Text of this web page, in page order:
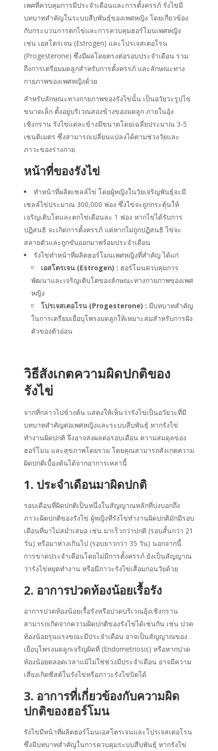
เพศที่ควบคุมการมีประจำเดือนและการตั้งครรภ์ รังไข่มี
บทบาทสำคัญในระบบสืบพันธุ์ของเพศหญิง โดยเกี่ยวข้อง
กับกระบวนการตกไข่และการควบคุมฮอร์โมนเพศหญิง
เช่น เอสโตรเจน (Estrogen) และโปรเจสเตอโรน
(Progesterone) ซึ่งมีผลโดยตรงต่อรอบประจำเดือน รวม
ถึงการเตรียมมดลูกสำหรับการตั้งครรภ์ และลักษณะทาง
กายภาพของเพศหญิงด้วย
สำหรับลักษณะทางกายภาพของรังไข่นั้น เป็นอวัยวะรูปไข่
ขนาดเล็ก ตั้งอยู่บริเวณสองข้างของมดลูก ภายในอุ้ง
เชิงกราน รังไข่แต่ละข้างมีขนาดโดยเฉลี่ยประมาณ 3-5
เซนติเมตร ซึ่งสามารถเปลี่ยนแปลงได้ตามช่วงวัยและ
ภาวะของร่างกาย
หน้าที่ของรังไข่
ทำหน้าที่ผลิตเซลล์ไข่ โดยผู้หญิงในวัยเจริญพันธุ์จะมี
เซลล์ไข่ประมาณ 300,000 ฟอง ซึ่งไข่จะถูกกระตุ้นให้
เจริญเติบโตและตกไข่เดือนละ 1 ฟอง หากไข่ได้รับการ
ปฏิสนธิ จะเกิดการตั้งครรภ์ แต่หากไม่ถูกปฏิสนธิ ไข่จะ
สลายตัวและถูกขับออกมาพร้อมประจำเดือน
รังไข่ทำหน้าที่ผลิตฮอร์โมนเพศหญิงที่สำคัญ ได้แก่
เอสโตรเจน (Estrogen) : ฮอร์โมนควบคุมการ
พัฒนาและเจริญเติบโตของลักษณะทางกายภาพของเพศ
หญิง
โปรเจสเตอโรน (Progesterone) : มีบทบาทสำคัญ
ในการเตรียมเยื่อบุโพรงมดลูกให้เหมาะสมสำหรับการฝัง
ตัวของตัวอ่อน
วิธีสังเกตความผิดปกติของ
รังไข่
จากที่กล่าวไปข้างต้น แสดงให้เห็นว่ารังไข่เป็นอวัยวะที่มี
บทบาทสำคัญต่อเพศหญิงและระบบสืบพันธุ์ หากรังไข่
ทำงานผิดปกติ จึงอาจส่งผลต่อรอบเดือน ความสมดุลของ
ฮอร์โมน และสุขภาพโดยรวม โดยคุณสามารถสังเกตความ
ผิดปกติเบื้องต้นได้จากอาการเหล่านี้
1. ประจำเดือนมาผิดปกติ
รอบเดือนที่ผิดปกติเป็นหนึ่งในสัญญาณหลักที่บ่งบอกถึง
ภาวะผิดปกติของรังไข่ ผู้หญิงที่รังไข่ทำงานผิดปกติมักมีรอบ
เดือนที่มาไม่สม่ำเสมอ เช่น มาเร็วกว่าปกติ (รอบสั้นกว่า 21
วัน) หรือมาห่างเกินไป (รอบยาวกว่า 35 วัน) นอกจากนี้
การขาดประจำเดือนโดยไม่มีการตั้งครรภ์ ยังเป็นสัญญาณ
ว่ารังไข่หยุดทำงาน หรือมีภาวะรังไข่เสื่อมก่อนวัยด้วย
2. อาการปวดท้องน้อยเรื้อรัง
อาการปวดท้องน้อยเรื้อรังหรือปวดบริเวณอุ้งเชิงกราน
สามารถเกิดจากความผิดปกติของรังไข่ได้เช่นกัน เช่น ปวด
ท้องน้อยรุนแรงขณะมีประจำเดือน อาจเป็นสัญญาณของ
เยื่อบุโพรงมดลูกเจริญผิดที่ (Endometriosis) หรือหากปวด
ท้องน้อยตลอดเวลาแม้ไม่ใช่ช่วงมีประจำเดือน อาจมีความ
เสี่ยงเกิดซีสต์ในรังไข่หรือภาวะรังไข่บิดได้
3. อาการที่เกี่ยวข้องกับความผิด
ปกติของฮอร์โมน
รังไข่มีหน้าที่ผลิตฮอร์โมนเอสโตรเจนและโปรเจสเตอโรน
ซึ่งมีบทบาทสำคัญในการควบคุมระบบสืบพันธุ์ หากรังไข่